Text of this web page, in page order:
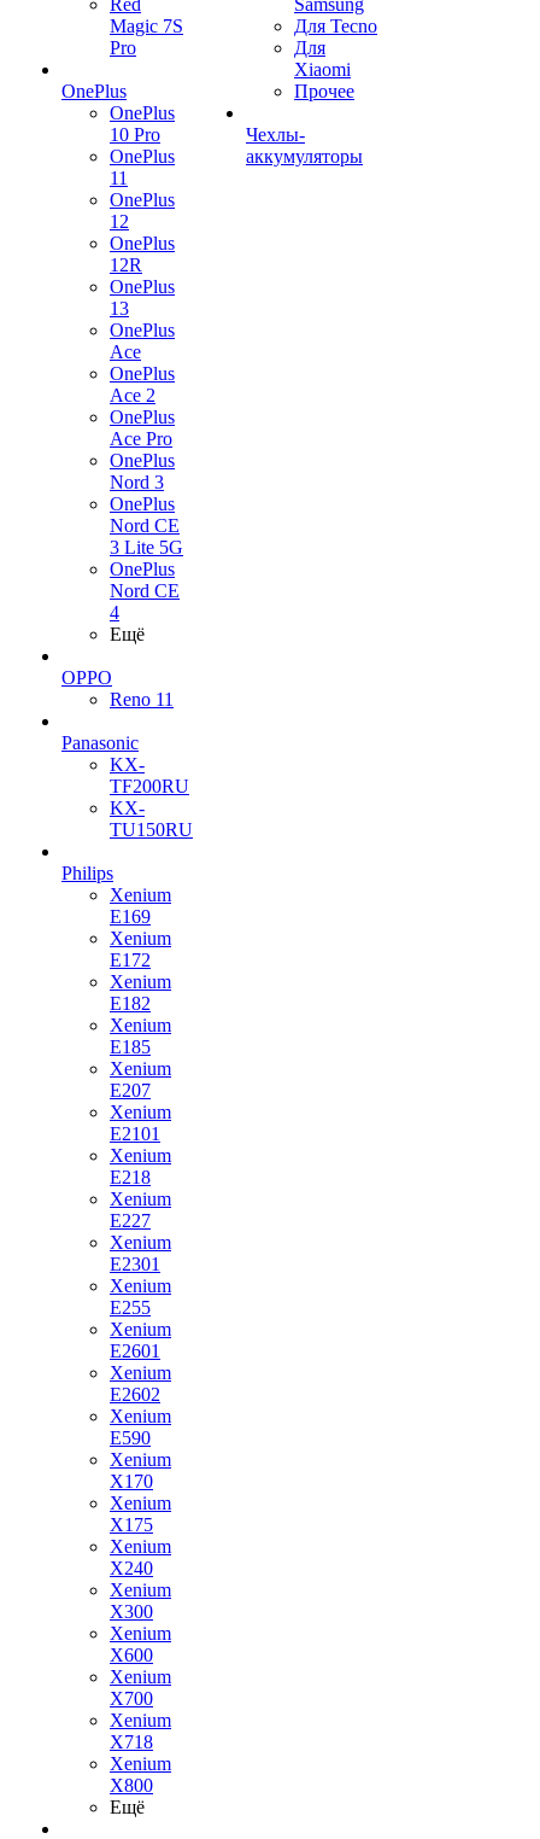
Red
Magic 7S
Pro
OnePlus
OnePlus
10 Pro
OnePlus
11
OnePlus
12
OnePlus
12R
OnePlus
13
OnePlus
Ace
OnePlus
Ace 2
OnePlus
Ace Pro
OnePlus
Nord 3
OnePlus
Nord CE
3 Lite 5G
OnePlus
Nord CE
4
Ещё
OPPO
Reno 11
Panasonic
KX-
TF200RU
KX-
TU150RU
Philips
Xenium
E169
Xenium
E172
Xenium
E182
Xenium
E185
Xenium
E207
Xenium
E2101
Xenium
E218
Xenium
E227
Xenium
E2301
Xenium
E255
Xenium
E2601
Xenium
E2602
Xenium
E590
Xenium
X170
Xenium
X175
Xenium
X240
Xenium
X300
Xenium
X600
Xenium
X700
Xenium
X718
Xenium
X800
Ещё
Samsung
Для Tecno
Для
Xiaomi
Прочее
Чехлы-
аккумуляторы